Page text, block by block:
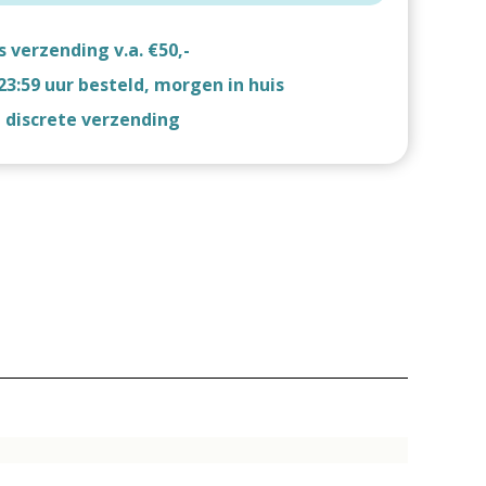
verzending v.a. €50,-
uur besteld, morgen in huis
verzending